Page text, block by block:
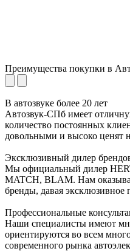
Преимущества покупки в
В автозвуке более 20 лет
Автозвук-СПб имеет
количество постоянных
довольными и высоко ценят
Эксклюзивный дилер
Мы официальный дилер
MATCH, BLAM. Нам
бренды, давая эксклюзивное
Профессиональные
Наши специалисты имеют
ориентируются во всем
современного рынка